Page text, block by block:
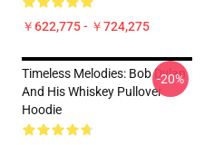
￥622,775 - ￥724,275
Timeless Melodies: Bob Dylan
And His Whiskey Pullover
Hoodie
-20%